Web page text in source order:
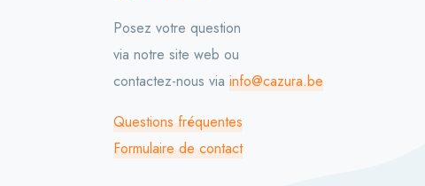
Posez votre question
via notre site web ou
contactez-nous via info@cazura.be
Questions fréquentes
Formulaire de contact